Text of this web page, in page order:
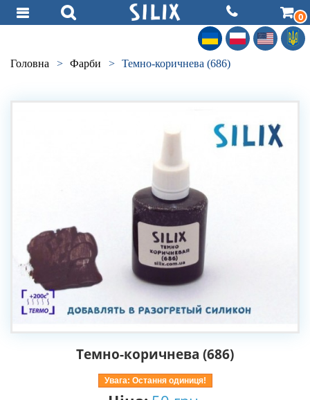
0
Головна > Фарби > Темно-коричнева (686)
Темно-коричнева (686)
Увага: Остання одиниця!